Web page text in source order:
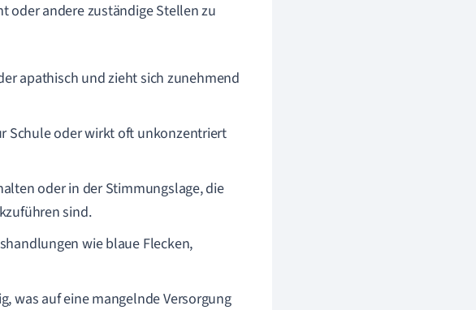
oder andere zuständige Stellen zu
apathisch und zieht sich zunehmend
Schule oder wirkt oft unkonzentriert
oder in der Stimmungslage, die
sind.
wie blaue Flecken,
was auf eine mangelnde Versorgung